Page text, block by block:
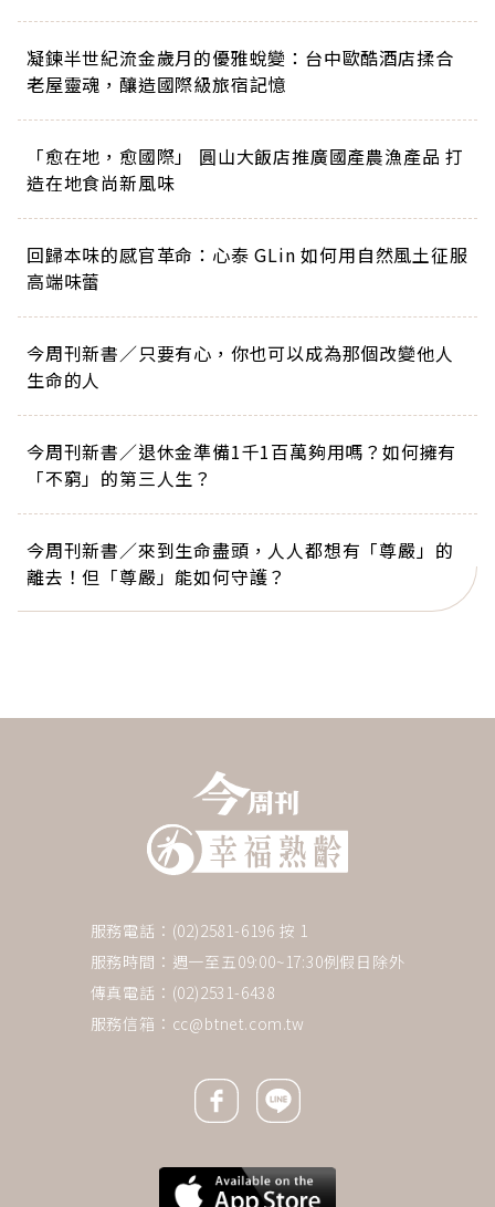
凝鍊半世紀流金歲月的優雅蛻變：台中歐酷酒店揉合
老屋靈魂，釀造國際級旅宿記憶
「愈在地，愈國際」 圓山大飯店推廣國產農漁產品 打
造在地食尚新風味
回歸本味的感官革命：心泰 GLin 如何用自然風土征服
高端味蕾
今周刊新書／只要有心，你也可以成為那個改變他人
生命的人
今周刊新書／退休金準備1千1百萬夠用嗎？如何擁有
「不窮」的第三人生？
今周刊新書／來到生命盡頭，人人都想有「尊嚴」的
離去！但「尊嚴」能如何守護？
服務電話：(02)2581-6196 按 1
服務時間：週一至五09:00~17:30例假日除外
傳真電話：(02)2531-6438
服務信箱： cc@btnet.com.tw
Facebook icon
Line icon